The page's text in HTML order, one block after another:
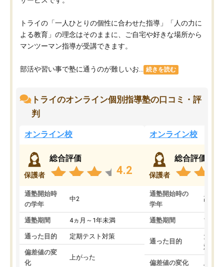
トライの「一人ひとりの個性に合わせた指導」「人の力に
よる教育」の理念はそのままに、ご自宅や好きな場所から
マンツーマン指導が受講できます。
部活や習い事で塾に通うのが難しいお... 続きを読む
トライのオンライン個別指導塾の口コミ・評
判
オンライン校
保護者
総合評価
4.2
通塾開始時
の学年
中2
通塾期間 4ヵ月～1年未満
通った目的 定期テスト対策
偏差値の変
化
上がった
オンライン校
保護者
総合評価
通塾開始時の
学年
高3
通塾期間 1～3
通った目的
大学
対策
偏差値の変化